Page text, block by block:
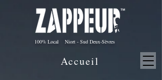
100% Local Niort - Sud Deux-Sèvres
Accueil